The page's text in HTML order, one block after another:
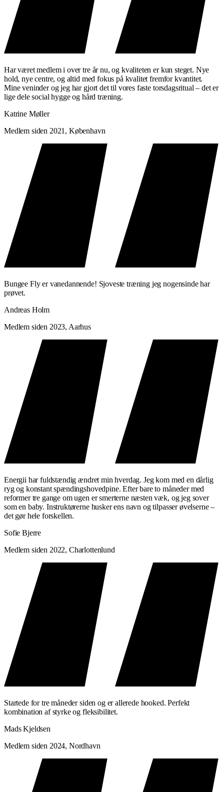
Har været medlem i over tre år nu, og kvaliteten er kun steget. Nye
hold, nye centre, og altid med fokus på kvalitet fremfor kvantitet.
Mine veninder og jeg har gjort det til vores faste torsdagsritual – det er
lige dele social hygge og hård træning.
Katrine Møller
Medlem siden 2021, København
Bungee Fly er vanedannende! Sjoveste træning jeg nogensinde har
prøvet.
Andreas Holm
Medlem siden 2023, Aarhus
Energii har fuldstændig ændret min hverdag. Jeg kom med en dårlig
ryg og konstant spændingshovedpine. Efter bare to måneder med
reformer tre gange om ugen er smerterne næsten væk, og jeg sover
som en baby. Instruktørerne husker ens navn og tilpasser øvelserne –
det gør hele forskellen.
Sofie Bjerre
Medlem siden 2022, Charlottenlund
Startede for tre måneder siden og er allerede hooked. Perfekt
kombination af styrke og fleksibilitet.
Mads Kjeldsen
Medlem siden 2024, Nordhavn